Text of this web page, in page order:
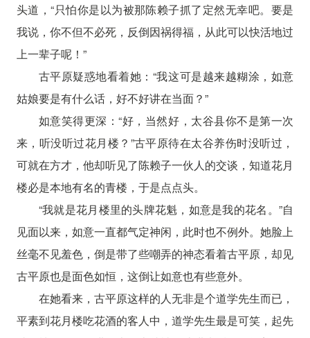
头道，“只怕你是以为被那陈赖子抓了定然无幸吧。要是
我说，你不但不必死，反倒因祸得福，从此可以快活地过
上一辈子呢！”
古平原疑惑地看着她：“我这可是越来越糊涂，如意
姑娘要是有什么话，好不好讲在当面？”
如意笑得更深：“好，当然好，太谷县你不是第一次
来，听没听过花月楼？”古平原待在太谷养伤时没听过，
可就在方才，他却听见了陈赖子一伙人的交谈，知道花月
楼必是本地有名的青楼，于是点点头。
“我就是花月楼里的头牌花魁，如意是我的花名。”自
见面以来，如意一直都气定神闲，此时也不例外。她脸上
丝毫不见羞色，倒是带了些嘲弄的神态看着古平原，却见
古平原也是面色如恒，这倒让如意也有些意外。
在她看来，古平原这样的人无非是个道学先生而已，
平素到花月楼吃花酒的客人中，道学先生最是可笑，起先